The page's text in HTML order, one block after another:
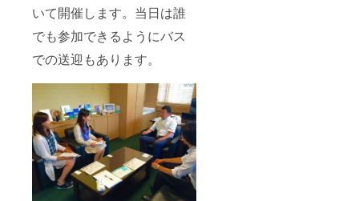
いて開催します。当日は誰
でも参加できるようにバス
での送迎もあります。